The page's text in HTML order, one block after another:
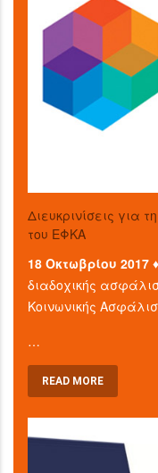
Διευκρινίσεις για
του ΕΦΚΑ
18 Οκτωβρίου 2017 ♦
διαδοχικής
Κοινωνικής
…
READ MORE